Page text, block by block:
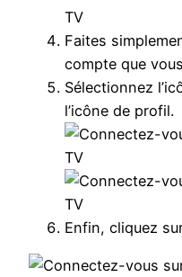
Faites
compte que
Sélectionnez
l’icône de profil.
Enfin, cliquez